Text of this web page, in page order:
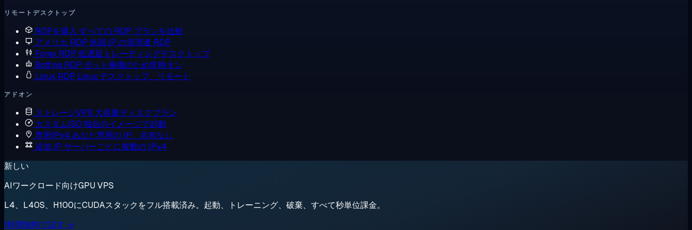
リモートデスクトップ
RDPを購入 すべての RDP プランを比較
アメリカ RDP 米国 IP の管理者 RDP
Forex RDP 低遅延トレーディングデスクトップ
Botting RDP ボット稼働のため常時オン
Linux RDP Linux デスクトップ、リモート
アドオン
ストレージVPS 大容量ディスクプラン
カスタムISO 独自のイメージで起動
専用IPv4 あなた専用の IP、共有なし
追加 IP サーバーごとに複数の IPv4
新しい
AIワークロード向けGPU VPS
L4、L40S、H100にCUDAスタックをフル搭載済み。起動、トレーニング、破棄、すべて秒単位課金。
1時間無料で試す →